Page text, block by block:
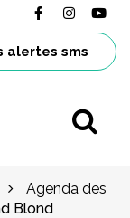
Lien vers le
Lien
alertes sms
Lons (64)
Agenda des
Blond